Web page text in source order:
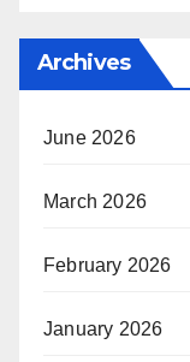
Archives
June 2026
March 2026
February 2026
January 2026